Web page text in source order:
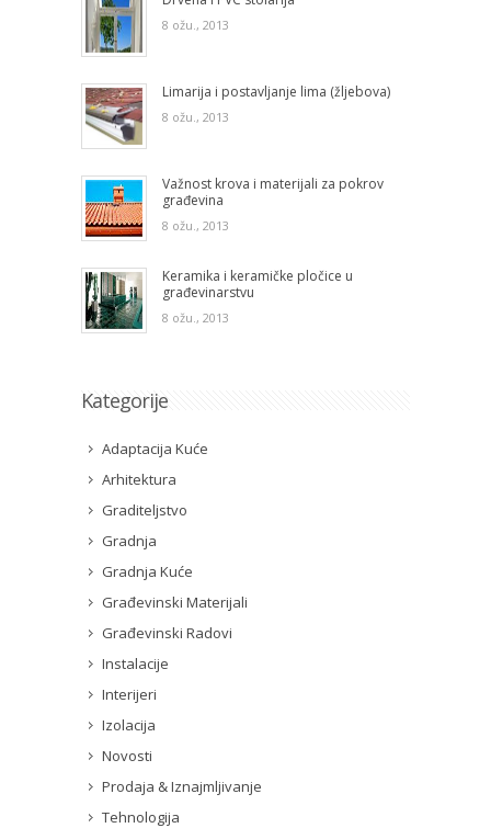
8 ožu., 2013
Limarija i postavljanje lima (žljebova)
8 ožu., 2013
Važnost krova i materijali za pokrov
građevina
8 ožu., 2013
Keramika i keramičke pločice u
građevinarstvu
8 ožu., 2013
Kategorije
Adaptacija Kuće
Arhitektura
Graditeljstvo
Gradnja
Gradnja Kuće
Građevinski Materijali
Građevinski Radovi
Instalacije
Interijeri
Izolacija
Novosti
Prodaja & Iznajmljivanje
Tehnologija